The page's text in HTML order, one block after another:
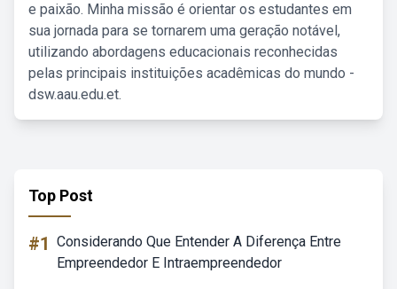
e paixão. Minha missão é orientar os estudantes em
sua jornada para se tornarem uma geração notável,
utilizando abordagens educacionais reconhecidas
pelas principais instituições acadêmicas do mundo -
dsw.aau.edu.et.
Top Post
#1 Considerando Que Entender A Diferença Entre
Empreendedor E Intraempreendedor